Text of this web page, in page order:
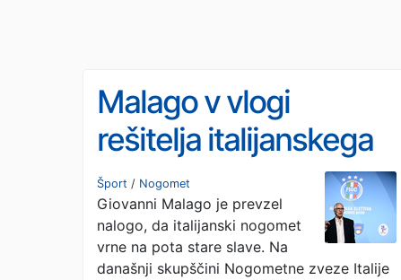
Malago v vlogi
rešitelja italijanskega
nogometa
Šport / Nogomet
Giovanni Malago je prevzel
nalogo, da italijanski nogomet
vrne na pota stare slave. Na
današnji skupščini Nogometne zveze Italije